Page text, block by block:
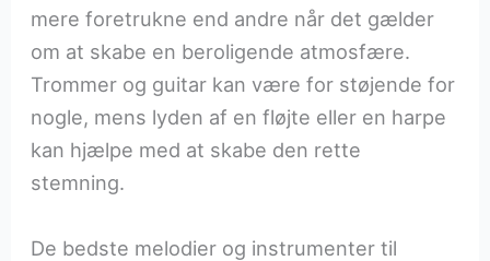
mere foretrukne end andre når det gælder
om at skabe en beroligende atmosfære.
Trommer og guitar kan være for støjende for
nogle, mens lyden af en fløjte eller en harpe
kan hjælpe med at skabe den rette
stemning.
De bedste melodier og instrumenter til